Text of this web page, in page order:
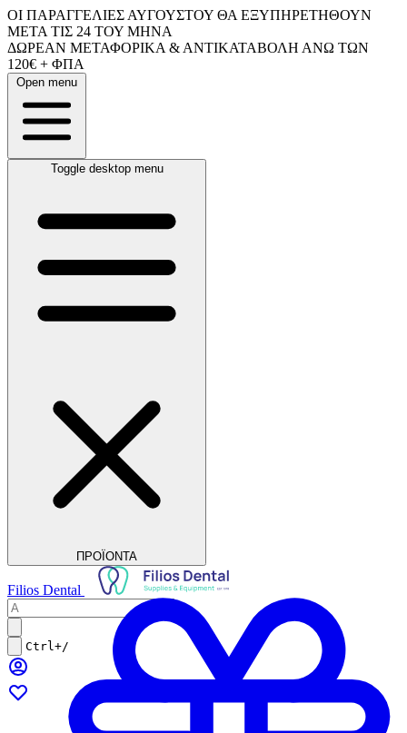
ΟΙ ΠΑΡΑΓΓΕΛΙΕΣ ΑΥΓΟΥΣΤΟΥ ΘΑ ΕΞΥΠΗΡΕΤΗΘΟΥΝ
ΜΕΤΑ ΤΙΣ 24 ΤΟΥ ΜΗΝΑ
ΔΩΡΕΑΝ ΜΕΤΑΦΟΡΙΚΑ & ΑΝΤΙΚΑΤΑΒΟΛΗ ΑΝΩ ΤΩΝ
120€ + ΦΠΑ
Open menu
Toggle desktop menu
ΠΡΟΪΟΝΤΑ
Filios Dental
Ctrl+/